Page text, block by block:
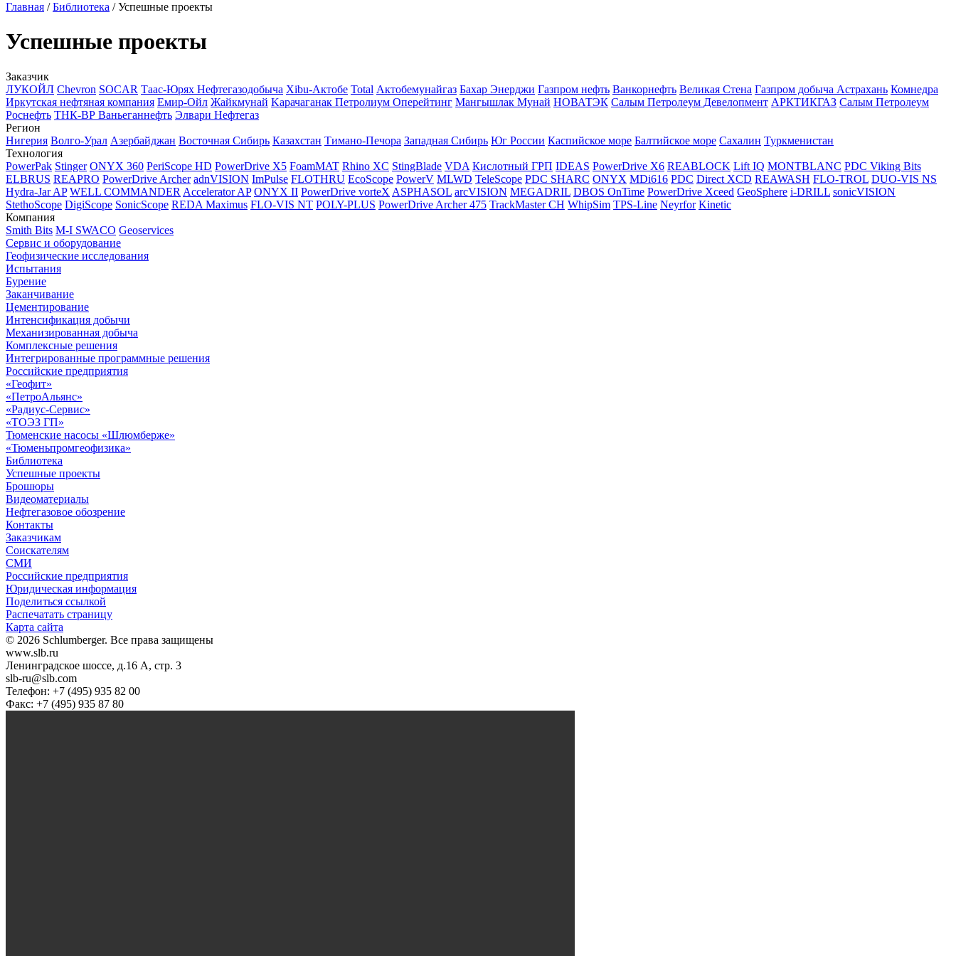
Главная /Библиотека /Успешные проекты
Успешные проекты
Заказчик
ЛУКОЙЛ Chevron SOCAR Таас-Юрях Нефтегазодобыча Xibu-Актобе Total Актобемунайгаз Бахар Энерджи Газпром нефть Ванкорнефть Великая Стена Газпром добыча Астрахань Комнедра
Иркутская нефтяная компания Емир-Ойл Жайкмунай Kарачаганак Петролиум Оперейтинг Мангышлак Мунай НОВАТЭК Салым Петролеум Девелопмент АРКТИКГАЗ Салым Петролеум
Роснефть ТНК-ВР Ваньеганнефть Элвари Нефтегаз
Регион
Нигерия Волго-Урал Азербайджан Восточная Сибирь Казахстан Тимано-Печора Западная Сибирь Юг России Каспийское море Балтийское море Сахалин Туркменистан
Технология
PowerPak Stinger ONYX 360 PeriScope HD PowerDrive X5 FoamMAT Rhino XC StingBlade VDA Кислотный ГРП IDEAS PowerDrive X6 REABLOCK Lift IQ MONTBLANC PDC Viking Bits
ELBRUS REAPRO PowerDrive Archer adnVISION ImPulse FLOTHRU EcoScope PowerV MLWD TeleScope PDC SHARC ONYX MDi616 PDC Direct XCD REAWASH FLO-TROL DUO-VIS NS
Hydra-Jar AP WELL COMMANDER Accelerator AP ONYX II PowerDrive vorteX ASPHASOL arcVISION MEGADRIL DBOS OnTime PowerDrive Xceed GeoSphere i-DRILL sonicVISION
StethoScope DigiScope SonicScope REDA Maximus FLO-VIS NT POLY-PLUS PowerDrive Archer 475 TrackMaster CH WhipSim TPS-Line Neyrfor Kinetic
Компания
Smith Bits M-I SWACO Geoservices
Сервис и оборудование
Геофизические исследования
Испытания
Бурение
Заканчивание
Цементирование
Интенсификация добычи
Механизированная добыча
Комплексные решения
Интегрированные программные решения
Российские предприятия
«Геофит»
«ПетроАльянс»
«Радиус-Сервис»
«ТОЭЗ ГП»
Тюменские насосы «Шлюмберже»
«Тюменьпромгеофизика»
Библиотека
Успешные проекты
Брошюры
Видеоматериалы
Нефтегазовое обозрение
Контакты
Заказчикам
Соискателям
СМИ
Российские предприятия
Юридическая информация
Поделиться ссылкой
Распечатать страницу
Карта сайта
© 2026 Schlumberger. Все права защищены
www.slb.ru
Ленинградское шоссе, д.16 А, стр. 3
slb-ru@slb.com
Телефон: +7 (495) 935 82 00
Факс: +7 (495) 935 87 80